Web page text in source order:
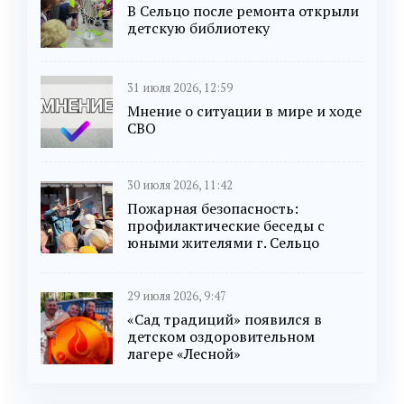
В Сельцо после ремонта открыли
детскую библиотеку
31 июля 2026, 12:59
Мнение о ситуации в мире и ходе
СВО
30 июля 2026, 11:42
Пожарная безопасность:
профилактические беседы с
юными жителями г. Сельцо
29 июля 2026, 9:47
«Сад традиций» появился в
детском оздоровительном
лагере «Лесной»